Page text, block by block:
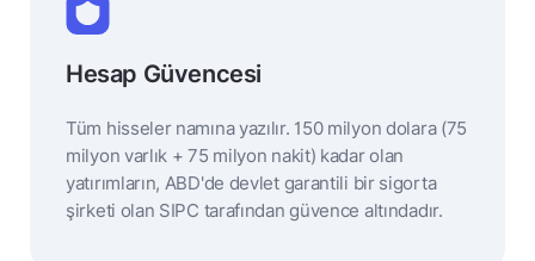
Hesap Güvencesi
Tüm hisseler namına yazılır. 150 milyon dolara (75
milyon varlık + 75 milyon nakit) kadar olan
yatırımların, ABD'de devlet garantili bir sigorta
şirketi olan SIPC tarafından güvence altındadır.